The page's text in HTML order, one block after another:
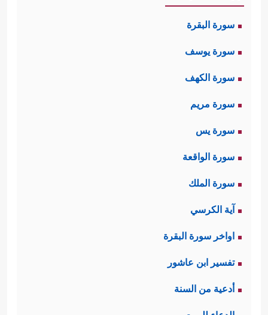
سورة البقرة
سورة يوسف
سورة الكهف
سورة مريم
سورة يس
سورة الواقعة
سورة الملك
آية الكرسي
اواخر سورة البقرة
تفسير ابن عاشور
أدعية من السنة